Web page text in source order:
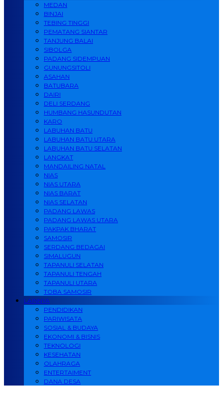
MEDAN
BINJAI
TEBING TINGGI
PEMATANG SIANTAR
TANJUNG BALAI
SIBOLGA
PADANG SIDEMPUAN
GUNUNGSITOLI
ASAHAN
BATUBARA
DAIRI
DELI SERDANG
HUMBANG HASUNDUTAN
KARO
LABUHAN BATU
LABUHAN BATU UTARA
LABUHAN BATU SELATAN
LANGKAT
MANDAILING NATAL
NIAS
NIAS UTARA
NIAS BARAT
NIAS SELATAN
PADANG LAWAS
PADANG LAWAS UTARA
PAKPAK BHARAT
SAMOSIR
SERDANG BEDAGAI
SIMALUGUN
TAPANULI SELATAN
TAPANULI TENGAH
TAPANULI UTARA
TOBA SAMOSIR
LAINNYA
PENDIDIKAN
PARIWISATA
SOSIAL & BUDAYA
EKONOMI & BISNIS
TEKNOLOGI
KESEHATAN
OLAHRAGA
ENTERTAIMENT
DANA DESA